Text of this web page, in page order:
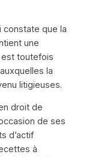
constate que la
une
toutefois
la
litigieuses.
droit de
de ses
d’actif
à